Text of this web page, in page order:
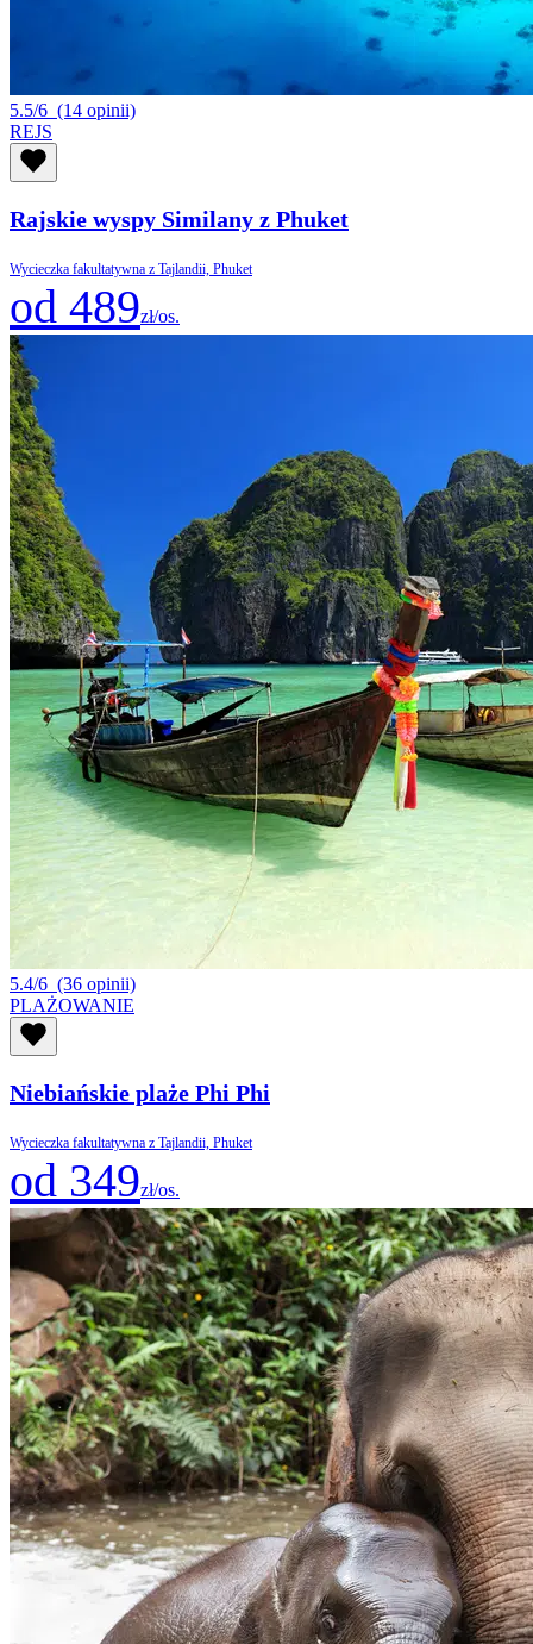
5.5/6 (14 opinii)
REJS
Rajskie wyspy Similany z Phuket
Wycieczka fakultatywna z Tajlandii, Phuket
od 489zł/os.
5.4/6 (36 opinii)
PLAŻOWANIE
Niebiańskie plaże Phi Phi
Wycieczka fakultatywna z Tajlandii, Phuket
od 349zł/os.